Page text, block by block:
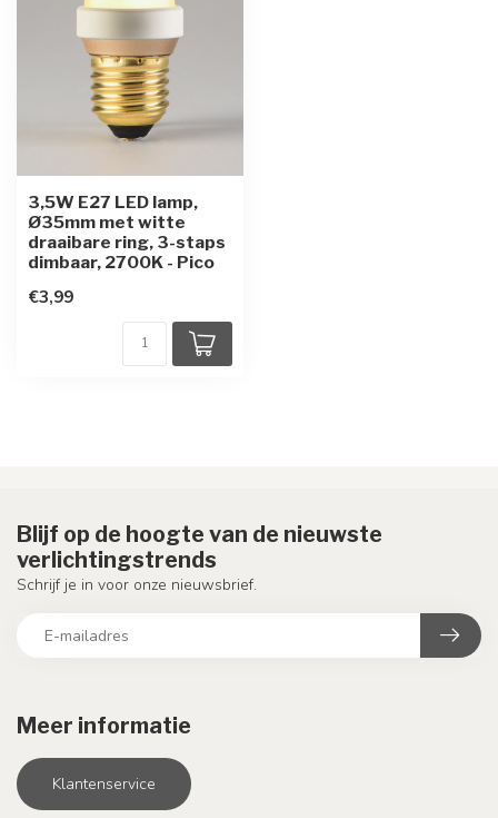
3,5W E27 LED lamp,
Ø35mm met witte
draaibare ring, 3-staps
dimbaar, 2700K - Pico
€3,99
Meer informatie
Klantenservice
Blijf op de hoogte van de nieuwste
verlichtingstrends
Schrijf je in voor onze nieuwsbrief.